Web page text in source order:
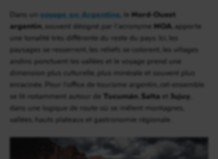
Dans un voyage en Argentine , le Nord-Ouest
argentin , souvent désigné par l’acronyme NOA , apporte
une tonalité très différente du reste du pays. Ici, les
paysages se resserrent, les reliefs se colorent, les villages
andins ponctuent les vallées et le voyage prend une
dimension plus culturelle, plus minérale et souvent plus
enracinée. Pour l’office de tourisme argentin, cet ensemble
se lit notamment autour de Tucumán Salta et Jujuy
dans une logique de route où se mêlent montagnes,
vallées, hauts plateaux et gastronomie régionale.